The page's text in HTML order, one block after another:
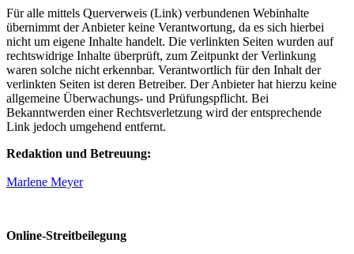
Für alle mittels Querverweis (Link) verbundenen Webinhalte
übernimmt der Anbieter keine Verantwortung, da es sich hierbei
nicht um eigene Inhalte handelt. Die verlinkten Seiten wurden auf
rechtswidrige Inhalte überprüft, zum Zeitpunkt der Verlinkung
waren solche nicht erkennbar. Verantwortlich für den Inhalt der
verlinkten Seiten ist deren Betreiber. Der Anbieter hat hierzu keine
allgemeine Überwachungs- und Prüfungspflicht. Bei
Bekanntwerden einer Rechtsverletzung wird der entsprechende
Link jedoch umgehend entfernt.
Redaktion und Betreuung:
Marlene Meyer
Online-Streitbeilegung